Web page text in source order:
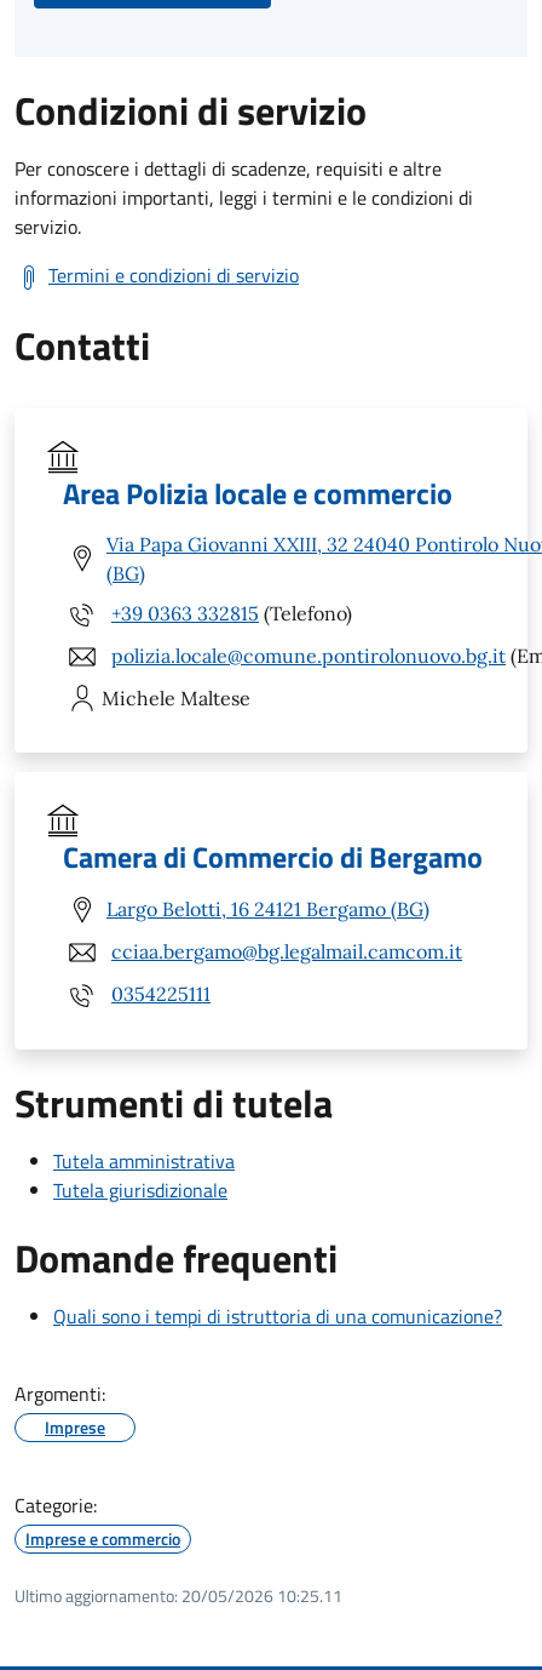
Condizioni di servizio
Per conoscere i dettagli di scadenze, requisiti e altre
informazioni importanti, leggi i termini e le condizioni di
servizio.
Termini e condizioni di servizio
Contatti
Area Polizia locale e commercio
Via Papa Giovanni XXIII, 32 24040 Pontirolo
(BG)
+39 0363 332815 (Telefono)
polizia.locale@comune.pontirolonuovo.bg.it
Michele Maltese
Camera di Commercio di Bergamo
Largo Belotti, 16 24121 Bergamo (BG)
cciaa.bergamo@bg.legalmail.camcom.it
0354225111
Strumenti di tutela
Tutela amministrativa
Tutela giurisdizionale
Domande frequenti
Quali sono i tempi di istruttoria di una comunicazione?
Argomenti:
Imprese
Categorie:
Imprese e commercio
Ultimo aggiornamento: 20/05/2026 10:25.11